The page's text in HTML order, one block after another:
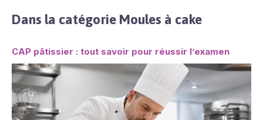
Dans la catégorie Moules à cake
CAP pâtissier : tout savoir pour réussir l’examen